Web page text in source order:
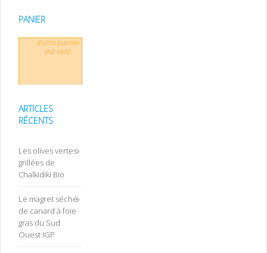
PANIER
Votre panier
est vide.
ARTICLES
RÉCENTS
Les olives vertes
grillées de
Chalkidiki Bio
Le magret séché
de canard à foie
gras du Sud
Ouest IGP